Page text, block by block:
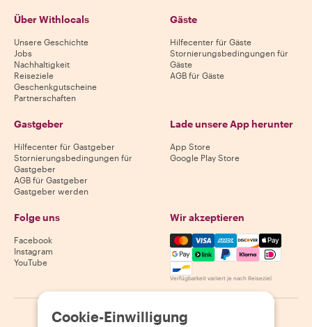
Über Withlocals
Unsere Geschichte
Jobs
Nachhaltigkeit
Reiseziele
Geschenkgutscheine
Partnerschaften
Gäste
Hilfecenter für Gäste
Stornierungsbedingungen für
Gäste
AGB für Gäste
Gastgeber
Hilfecenter für Gastgeber
Stornierungsbedingungen für
Gastgeber
AGB für Gastgeber
Gastgeber werden
Lade unsere App herunter
App Store
Google Play Store
Folge uns
Facebook
Instagram
YouTube
Wir akzeptieren
Mastercard, Visa, Amex,
Verfügbarkeit variiert je nach Reiseziel
2026 Withlocals.com | Datenschutzerklärung
Cookie-Einwilligung